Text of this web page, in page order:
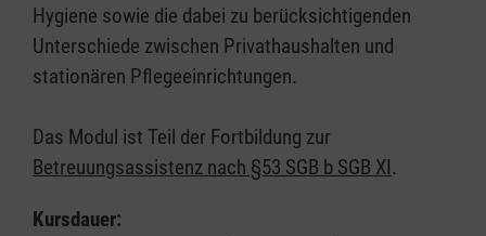
Hygiene sowie die dabei zu berücksichtigenden
Unterschiede zwischen Privathaushalten und
stationären Pflegeeinrichtungen.
Das Modul ist Teil der Fortbildung zur
Betreuungsassistenz nach §53 SGB b SGB XI.
Kursdauer: